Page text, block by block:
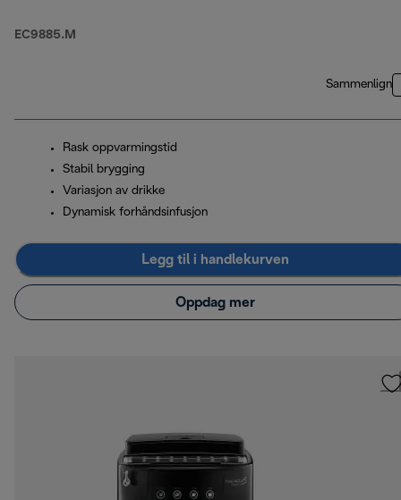
EC9885.M
Sammenlign
Rask oppvarmingstid
Stabil brygging
Variasjon av drikke
Dynamisk forhåndsinfusjon
Legg til i handlekurven
Oppdag mer